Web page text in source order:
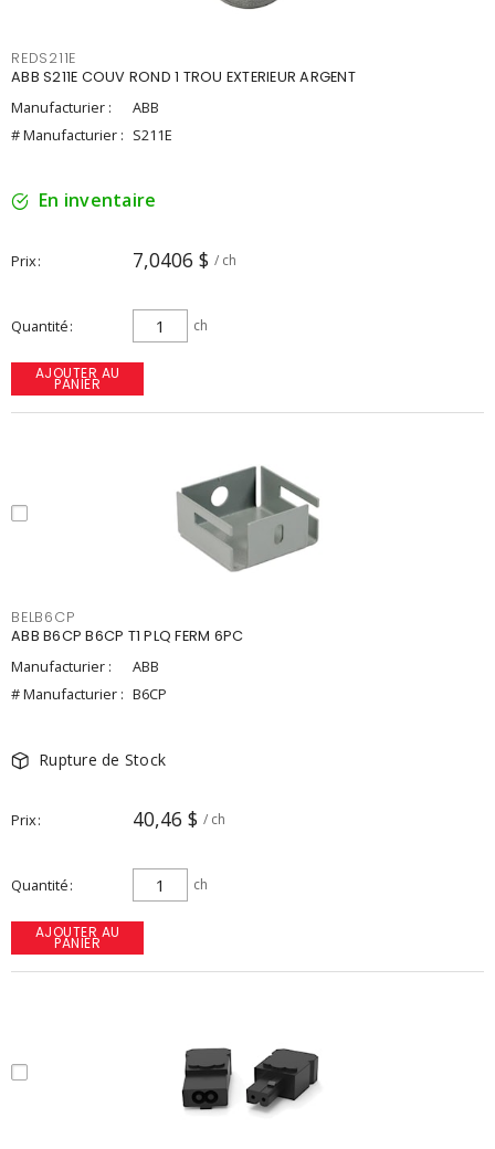
REDS211E
ABB S211E COUV ROND 1 TROU EXTERIEUR ARGENT
Manufacturier :
ABB
# Manufacturier : S211E
En inventaire
Prix 7,0406 $ / ch
Quantité ch
AJOUTER AU
PANIER
BELB6CP
ABB B6CP B6CP T1 PLQ FERM 6PC
Manufacturier :
ABB
# Manufacturier : B6CP
Rupture de Stock
Prix 40,46 $ / ch
Quantité ch
AJOUTER AU
PANIER